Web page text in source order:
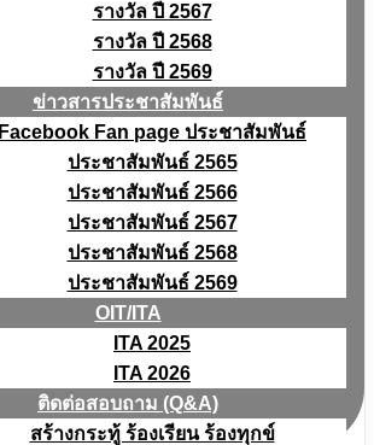
รางวัล ปี 2567
รางวัล ปี 2568
รางวัล ปี 2569
ข่าวสารประชาสัมพันธ์
Facebook Fan page ประชาสัมพันธ์
ประชาสัมพันธ์ 2565
ประชาสัมพันธ์ 2566
ประชาสัมพันธ์ 2567
ประชาสัมพันธ์ 2568
ประชาสัมพันธ์ 2569
OIT/ITA
ITA 2025
ITA 2026
ติดต่อสอบถาม (Q&A)
สร้างกระทู้ ร้องเรียน ร้องทุกข์